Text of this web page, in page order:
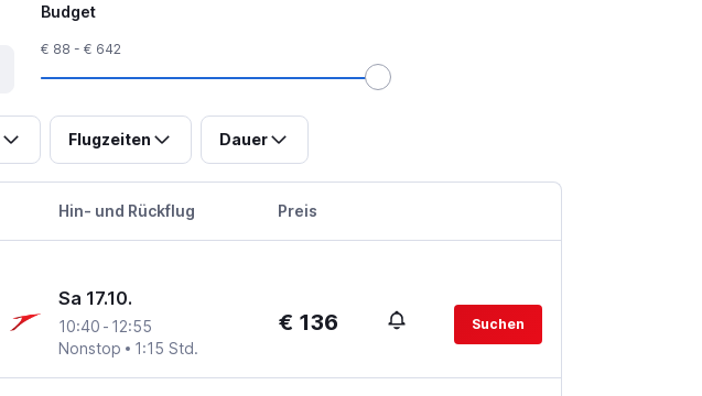
Budget
€ 88 - € 642
Flugzeiten Dauer
Hin- und Rückflug Preis
Sa 17.10.
10:40 - 12:55
Nonstop
1:15 Std.
€ 136 Suchen